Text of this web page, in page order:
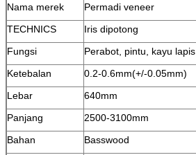
Nama merek
Permadi veneer
TECHNICS
Iris dipotong
Fungsi
Perabot, pintu, kayu lapis
Ketebalan
0.2-0.6mm(+/-0.05mm)
Lebar
640mm
Panjang
2500-3100mm
Bahan
Basswood